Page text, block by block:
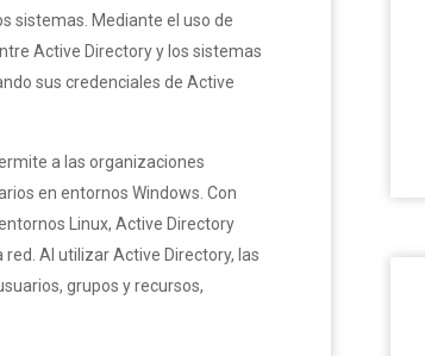
sistemas. Mediante el uso de
Active Directory y los sistemas
sus credenciales de Active
a las organizaciones
en entornos Windows. Con
Linux, Active Directory
Al utilizar Active Directory, las
grupos y recursos,